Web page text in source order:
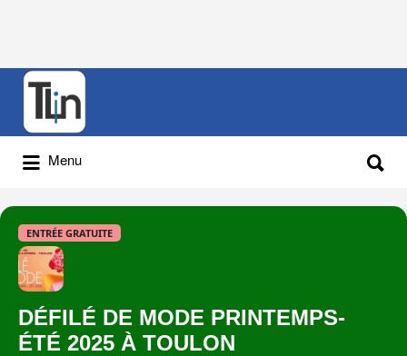
Rechercher
Menu
ENTRÉE GRATUITE
DÉFILÉ DE MODE PRINTEMPS-
ÉTÉ 2025 À TOULON